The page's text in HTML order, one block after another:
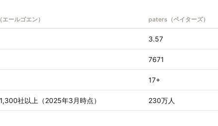
ールゴエン） paters（ペイターズ）
3.57
7671
17+
社以上（2025年3月時点） 230万人